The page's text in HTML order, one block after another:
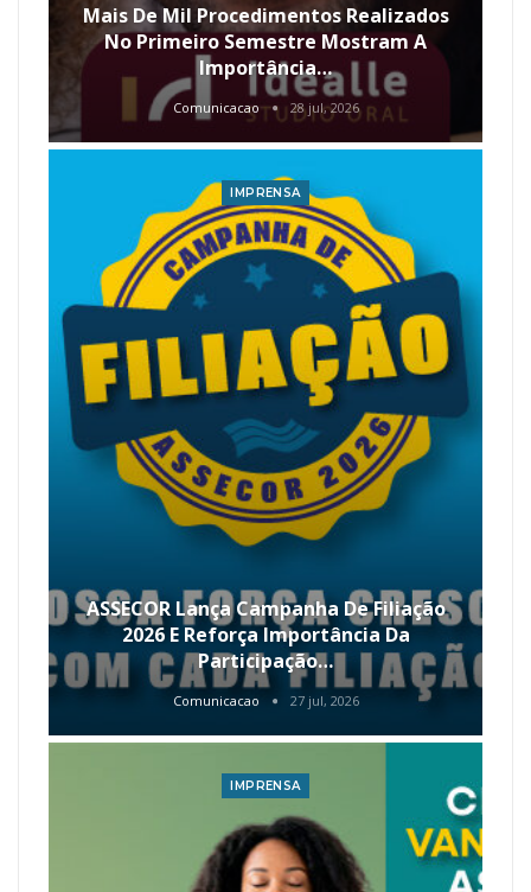
Mais De Mil Procedimentos Realizados
No Primeiro Semestre Mostram A
Importância…
Comunicacao 28 jul, 2026
IMPRENSA
ASSECOR Lança Campanha De Filiação
2026 E Reforça Importância Da
Participação…
Comunicacao 27 jul, 2026
IMPRENSA